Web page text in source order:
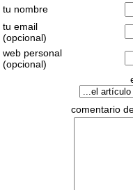
tu nombre
tu email
(opcional)
web personal
(opcional)
comentario